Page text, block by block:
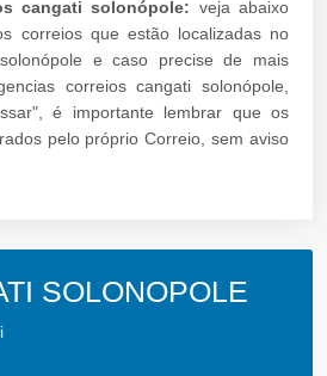
cangati solonópole: veja abaixo
correios que estão localizadas no
e caso precise de mais
correios cangati solonópole,
é importante lembrar que os
pelo próprio Correio, sem aviso
SOLONOPOLE